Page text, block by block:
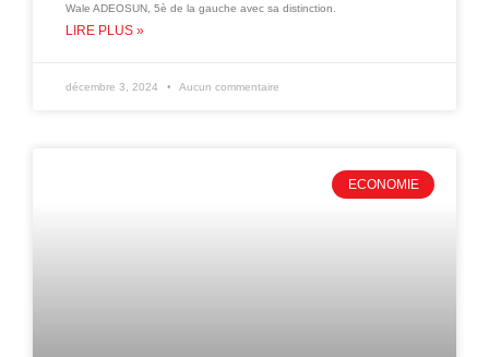
Wale ADEOSUN, 5è de la gauche avec sa distinction.
LIRE PLUS »
décembre 3, 2024 Aucun commentaire
ECONOMIE